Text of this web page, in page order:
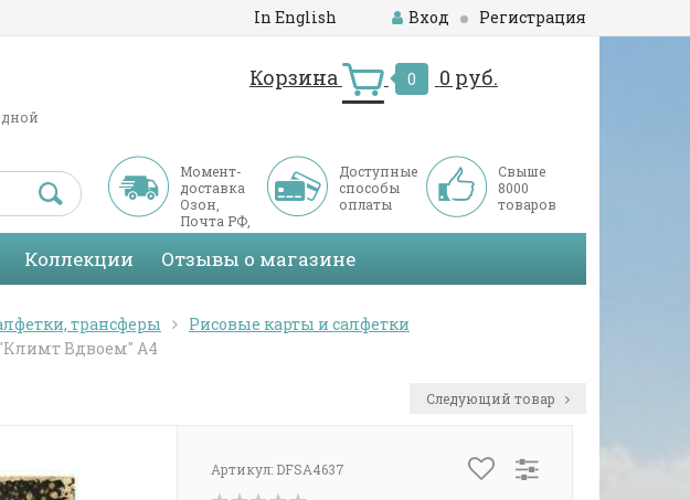
In English Вход Регистрация
Корзина 0 0 руб.
Момент-
доставка
Озон,
Почта РФ,
СДЭК
Доступные
способы
оплаты
Свыше
8000
товаров
Коллекции Отзывы о магазине
трансферы
Рисовые карты и салфетки
Вдвоем" А4
Следующий товар
Артикул: DFSA4637